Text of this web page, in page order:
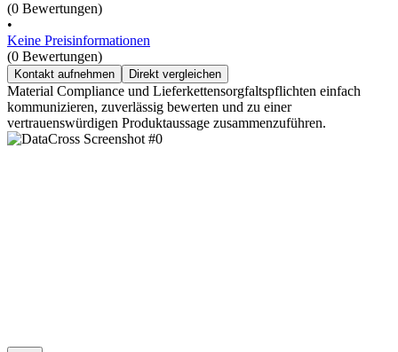
(0 Bewertungen)
•
Keine Preisinformationen
(0 Bewertungen)
Kontakt aufnehmen Direkt vergleichen
Material Compliance und Lieferkettensorgfaltspflichten einfach
kommunizieren, zuverlässig bewerten und zu einer
vertrauenswürdigen Produktaussage zusammenzuführen.